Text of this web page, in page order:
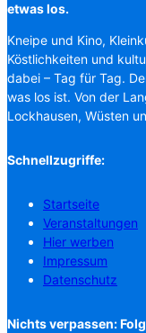
etwas los.
Kneipe und Kino,
Köstlichkeiten und
dabei – Tag für Tag.
was los ist. Von der
Lockhausen, Wüsten
Schnellzugriffe:
Startseite
Veranstaltungen
Hier werben
Impressum
Datenschutz
Nichts verpassen: